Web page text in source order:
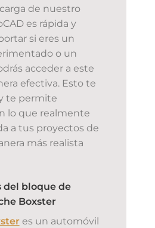
de nuestro
es rápida y
si eres un
o un
acceder a este
efectiva. Esto te
te permite
lo que realmente
a tus proyectos de
más realista
del bloque de
Boxster
es un automóvil